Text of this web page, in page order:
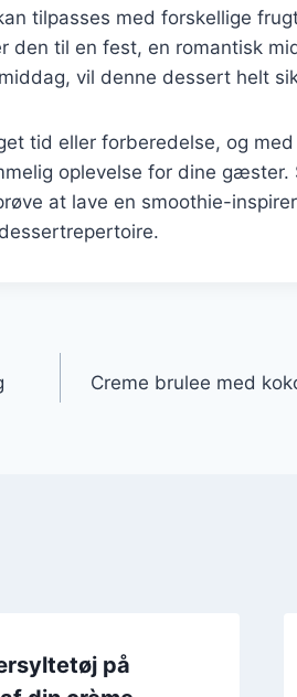
tilpasses med forskellige
den til en fest, en romantisk
vil denne dessert helt
tid eller forberedelse, og
oplevelse for dine
at lave en smoothie-
Creme brulee med
på